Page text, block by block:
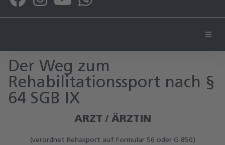
Der Weg zum
Rehabilitationssport nach §
64 SGB IX
ARZT / ÄRZTIN
(verordnet Rehasport auf Formular 56 oder G 850)